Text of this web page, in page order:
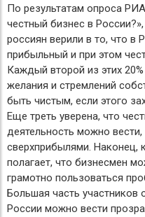
По результатам опроса
честный бизнес в
россиян верили в то, что в
прибыльный и при этом
Каждый второй из этих
желания и стремлений
быть чистым, если этого
Еще треть уверена, что
деятельность можно вести,
сверхприбылями. Наконец,
полагает, что бизнесмен
грамотно пользоваться
Большая часть участников
России можно вести